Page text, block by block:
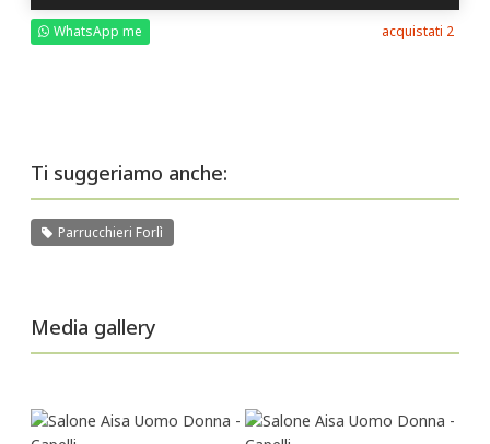
WhatsApp me acquistati 2
Ti suggeriamo anche:
Parrucchieri Forlì
Media gallery